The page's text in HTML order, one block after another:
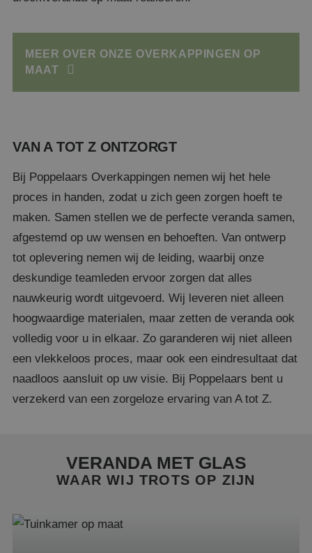
MEER OVER ONZE OVERKAPPINGEN OP
MAAT
VAN A TOT Z ONTZORGT
Bij Poppelaars Overkappingen nemen wij het hele
proces in handen, zodat u zich geen zorgen hoeft te
maken. Samen stellen we de perfecte veranda samen,
afgestemd op uw wensen en behoeften. Van ontwerp
tot oplevering nemen wij de leiding, waarbij onze
deskundige teamleden ervoor zorgen dat alles
nauwkeurig wordt uitgevoerd. Wij leveren niet alleen
hoogwaardige materialen, maar zetten de veranda ook
volledig voor u in elkaar. Zo garanderen wij niet alleen
een vlekkeloos proces, maar ook een eindresultaat dat
naadloos aansluit op uw visie. Bij Poppelaars bent u
verzekerd van een zorgeloze ervaring van A tot Z.
VERANDA MET GLAS
WAAR WIJ TROTS OP ZIJN